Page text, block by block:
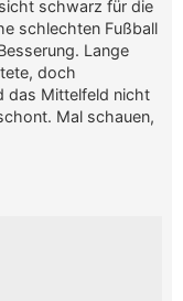
schwarz für die
schlechten Fußball
Lange
doch
das Mittelfeld nicht
Mal schauen,